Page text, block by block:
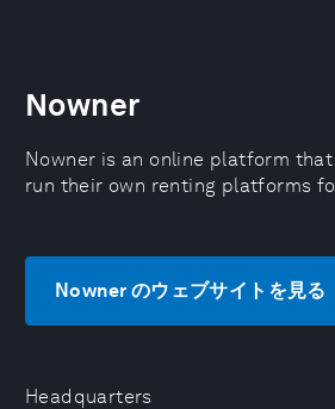
Headquarters
Nowner
Nowner is an online platform
run their own renting platforms
Nowner のウェブサイトを見る